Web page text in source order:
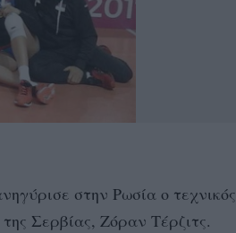
στην Ρωσία ο τεχνικός
Σερβίας, Ζόραν Τέρζιτς.